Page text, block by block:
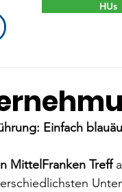
HUs
Einfach
MittelFranken Treff